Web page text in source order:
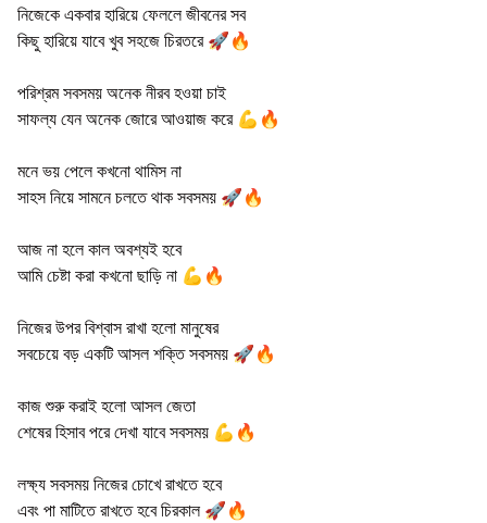
নিজেকে একবার হারিয়ে ফেললে জীবনের সব
কিছু হারিয়ে যাবে খুব সহজে চিরতরে 🚀🔥
পরিশ্রম সবসময় অনেক নীরব হওয়া চাই
সাফল্য যেন অনেক জোরে আওয়াজ করে 💪🔥
মনে ভয় পেলে কখনো থামিস না
সাহস নিয়ে সামনে চলতে থাক সবসময় 🚀🔥
আজ না হলে কাল অবশ্যই হবে
আমি চেষ্টা করা কখনো ছাড়ি না 💪🔥
নিজের উপর বিশ্বাস রাখা হলো মানুষের
সবচেয়ে বড় একটি আসল শক্তি সবসময় 🚀🔥
কাজ শুরু করাই হলো আসল জেতা
শেষের হিসাব পরে দেখা যাবে সবসময় 💪🔥
লক্ষ্য সবসময় নিজের চোখে রাখতে হবে
এবং পা মাটিতে রাখতে হবে চিরকাল 🚀🔥